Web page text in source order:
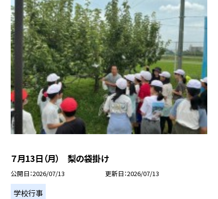
７月13日（月） 梨の袋掛け
公開日 2026/07/13 更新日 2026/07/13
学校行事